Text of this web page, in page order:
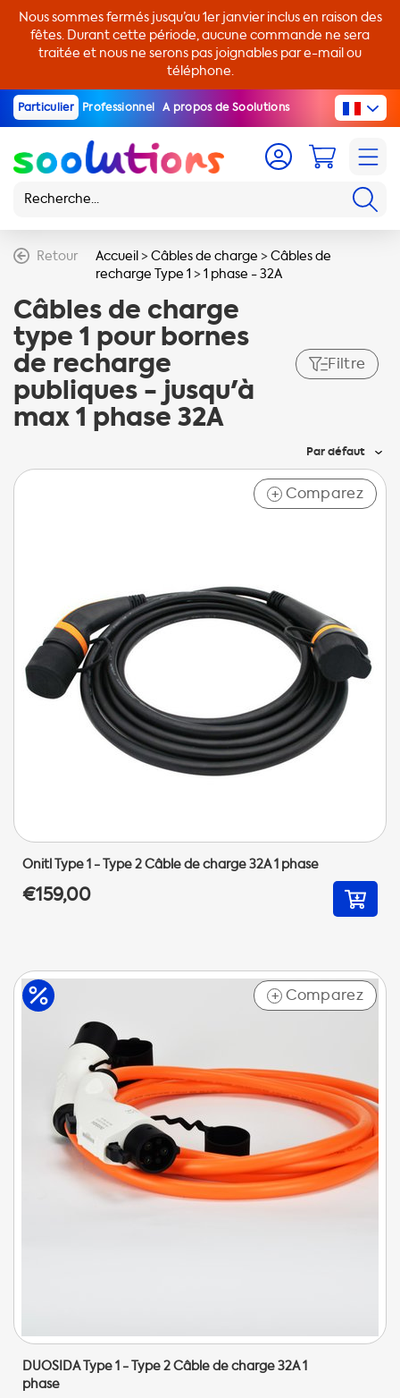
Nous sommes fermés jusqu’au 1er janvier inclus en raison des
fêtes. Durant cette période, aucune commande ne sera
traitée et nous ne serons pas joignables par e-mail ou
téléphone.
Particulier Professionnel A propos de Soolutions
Retour Accueil>Câbles de charge >Câbles de
recharge Type 1 >1 phase - 32A
Câbles de charge
type 1 pour bornes
de recharge
publiques - jusqu'à
max 1 phase 32A
Filtre
Par défaut
+ Comparez
Onitl Type 1 - Type 2 Câble de charge 32A 1 phase
€159,00
+ Comparez
DUOSIDA Type 1 - Type 2 Câble de charge 32A 1
phase